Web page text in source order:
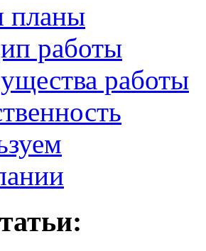
планы
работы
работы